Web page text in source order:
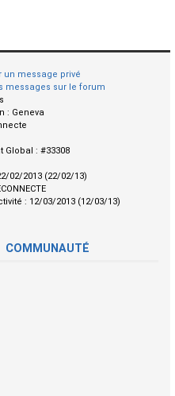
un message privé
messages sur le forum
: Geneva
Global : #33308
02/2013 (22/02/13)
: 12/03/2013 (12/03/13)
COMMUNAUTÉ